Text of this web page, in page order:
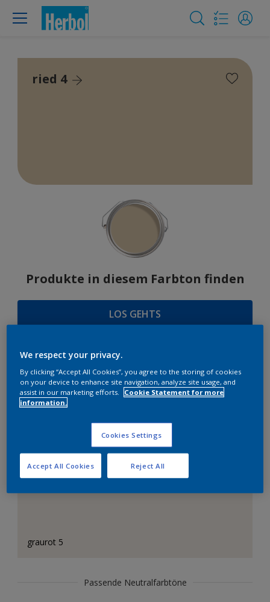
ried 4
Produkte in diesem Farbton finden
LOS GEHTS
FARBAUSWAHL
Das perfekte Weiß
graurot 5
Passende Neutralfarbtöne
We respect your privacy.
By clicking “Accept All Cookies”, you agree to the storing of cookies
on your device to enhance site navigation, analyze site usage, and
assist in our marketing efforts.
Cookie Statement for more
information.
Cookies Settings
Reject All
Accept All Cookies